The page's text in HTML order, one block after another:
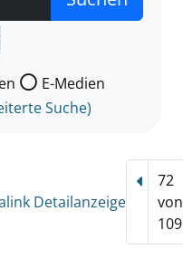
der Sie suchen wollen.
E-Medien
Suche)
Detailanzeige
72
von
109